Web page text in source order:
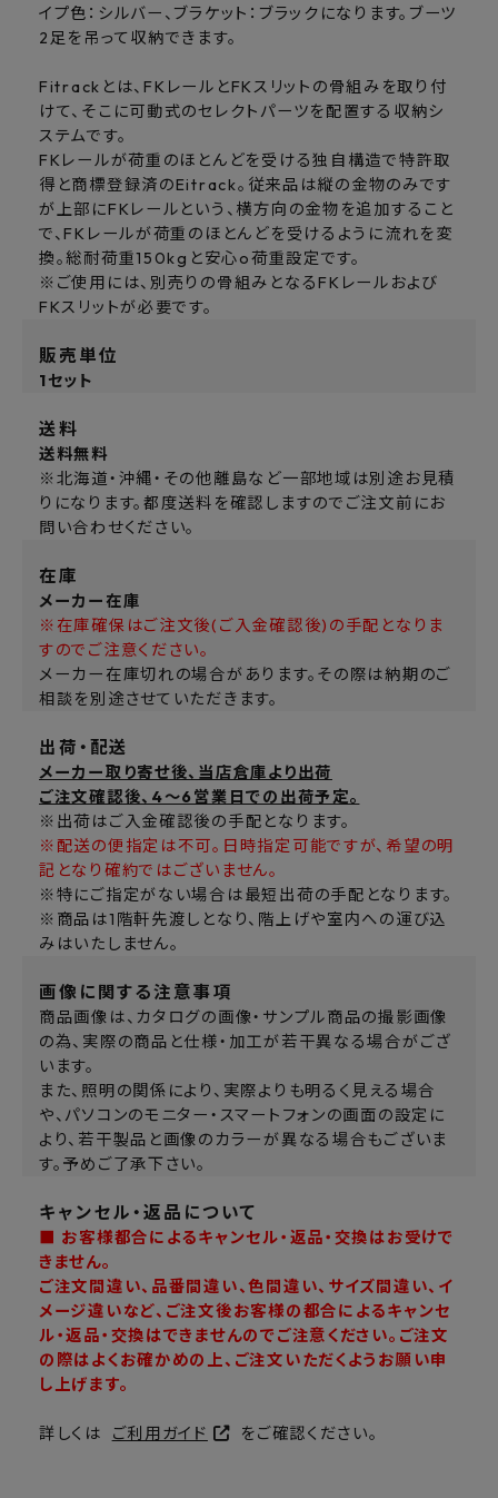
イプ色：シルバー、ブラケット：ブラックになります。ブーツ
2足を吊って収納できます。
Fitrackとは、FKレールとFKスリットの骨組みを取り付
けて、そこに可動式のセレクトパーツを配置する収納シ
ステムです。
FKレールが荷重のほとんどを受ける独自構造で特許取
得と商標登録済のEitrack。従来品は縦の金物のみです
が上部にFKレールという、横方向の金物を追加すること
で、FKレールが荷重のほとんどを受けるように流れを変
換。総耐荷重150kgと安心o荷重設定です。
※ご使用には、別売りの骨組みとなるFKレールおよび
FKスリットが必要です。
販売単位
1セット
送料
送料無料
※北海道・沖縄・その他離島など一部地域は別途お見積
りになります。都度送料を確認しますのでご注文前にお
問い合わせください。
在庫
メーカー在庫
※在庫確保はご注文後(ご入金確認後)の手配となりま
すのでご注意ください。
メーカー在庫切れの場合があります。その際は納期のご
相談を別途させていただきます。
出荷・配送
メーカー取り寄せ後、当店倉庫より出荷
ご注文確認後、4～6営業日での出荷予定。
※出荷はご入金確認後の手配となります。
※配送の便指定は不可。日時指定可能ですが、希望の明
記となり確約ではございません。
※特にご指定がない場合は最短出荷の手配となります。
※商品は1階軒先渡しとなり、階上げや室内への運び込
みはいたしません。
画像に関する注意事項
商品画像は、カタログの画像・サンプル商品の撮影画像
の為、実際の商品と仕様・加工が若干異なる場合がござ
います。
また、照明の関係により、実際よりも明るく見える場合
や、パソコンのモニター・スマートフォンの画面の設定に
より、若干製品と画像のカラーが異なる場合もございま
す。予めご了承下さい。
キャンセル・返品について
■ お客様都合によるキャンセル・返品・交換はお受けで
きません。
ご注文間違い、品番間違い、色間違い、サイズ間違い、イ
メージ違いなど、ご注文後お客様の都合によるキャンセ
ル・返品・交換はできませんのでご注意ください。ご注文
の際はよくお確かめの上、ご注文いただくようお願い申
し上げます。
詳しくは ご利用ガイド をご確認ください。